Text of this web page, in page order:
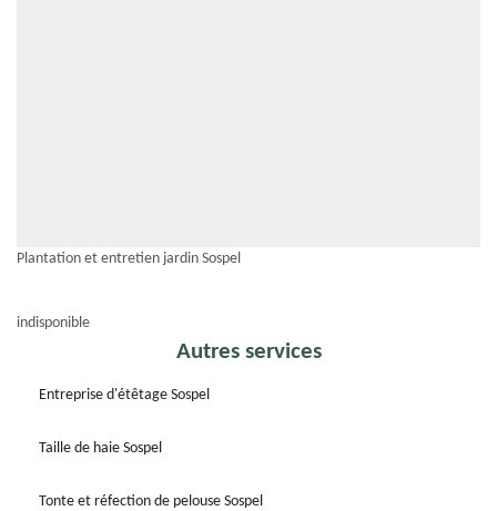
Plantation et entretien jardin Sospel
indisponible
Autres services
Entreprise d'étêtage Sospel
Taille de haie Sospel
Tonte et réfection de pelouse Sospel